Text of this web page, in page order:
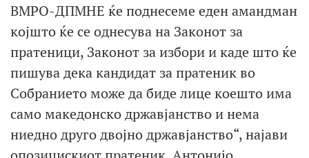
ВМРО-ДПМНЕ ќе поднесеме еден амандман
којшто ќе се однесува на Законот за
пратеници, Законот за избори и каде што ќе
пишува дека кандидат за пратеник во
Собранието може да биде лице коешто има
само македонско државјанство и нема
ниедно друго двојно државјанство“, најави